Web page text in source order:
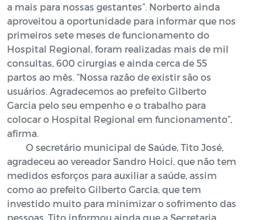
a mais para nossas gestantes”. Norberto ainda
aproveitou a oportunidade para informar que nos
primeiros sete meses de funcionamento do
Hospital Regional, foram realizadas mais de mil
consultas, 600 cirurgias e ainda cerca de 55
partos ao mês. “Nossa razão de existir são os
usuários. Agradecemos ao prefeito Gilberto
Garcia pelo seu empenho e o trabalho para
colocar o Hospital Regional em funcionamento”,
afirma.
O secretário municipal de Saúde, Tito José,
agradeceu ao vereador Sandro Hoici, que não tem
medidos esforços para auxiliar a saúde, assim
como ao prefeito Gilberto Garcia, que tem
investido muito para minimizar o sofrimento das
pessoas. Tito informou ainda que a Secretaria